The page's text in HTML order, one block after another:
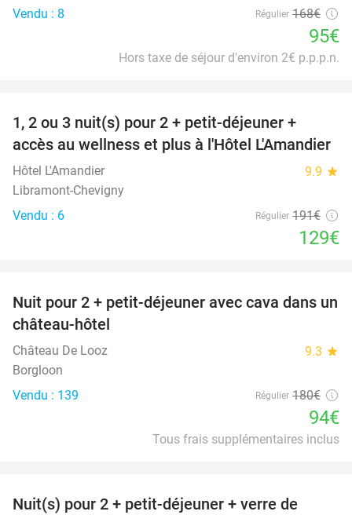
Vendu : 8
Régulier 168€
95€
Hors taxe de séjour d'environ 2€ p.p.p.n.
TODAY
1, 2 ou 3 nuit(s) pour 2 + petit-déjeuner +
accès au wellness et plus à l'Hôtel L'Amandier
Hôtel L'Amandier 9.9 star
Libramont-Chevigny
Vendu : 6
Régulier 191€
129€
48%
Nuit pour 2 + petit-déjeuner avec cava dans un
château-hôtel
Château De Looz 9.3 star
Borgloon
Vendu : 139
Régulier 180€
94€
Tous frais supplémentaires inclus
Nuit(s) pour 2 + petit-déjeuner + verre de